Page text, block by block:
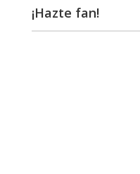
¡Hazte fan!